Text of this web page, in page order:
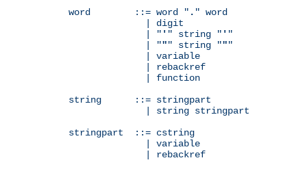
word        ::= word " . " word
              | digit
              | "
' " string " ' "
              | "
"" string """
              | variable
              | function
string      ::= stringpart
              | string stringpart
stringpart  ::= cstring
              | variable